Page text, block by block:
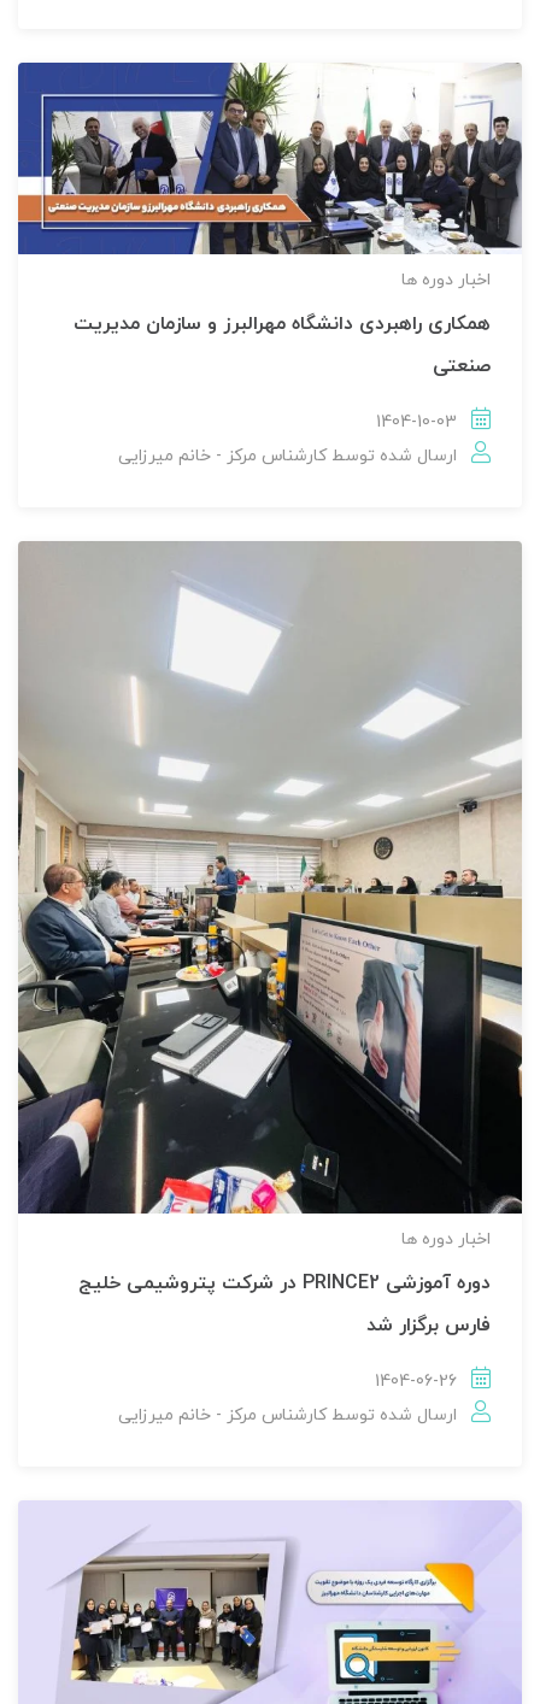
اخبار دوره ها
همکاری راهبردی دانشگاه مهرالبرز و سازمان مدیریت
صنعتی
1404-10-03
ارسال شده توسطکارشناس مرکز - خانم میرزایی
اخبار دوره ها
دوره آموزشی PRINCE2 در شرکت پتروشیمی خلیج
فارس برگزار شد
1404-06-26
ارسال شده توسطکارشناس مرکز - خانم میرزایی